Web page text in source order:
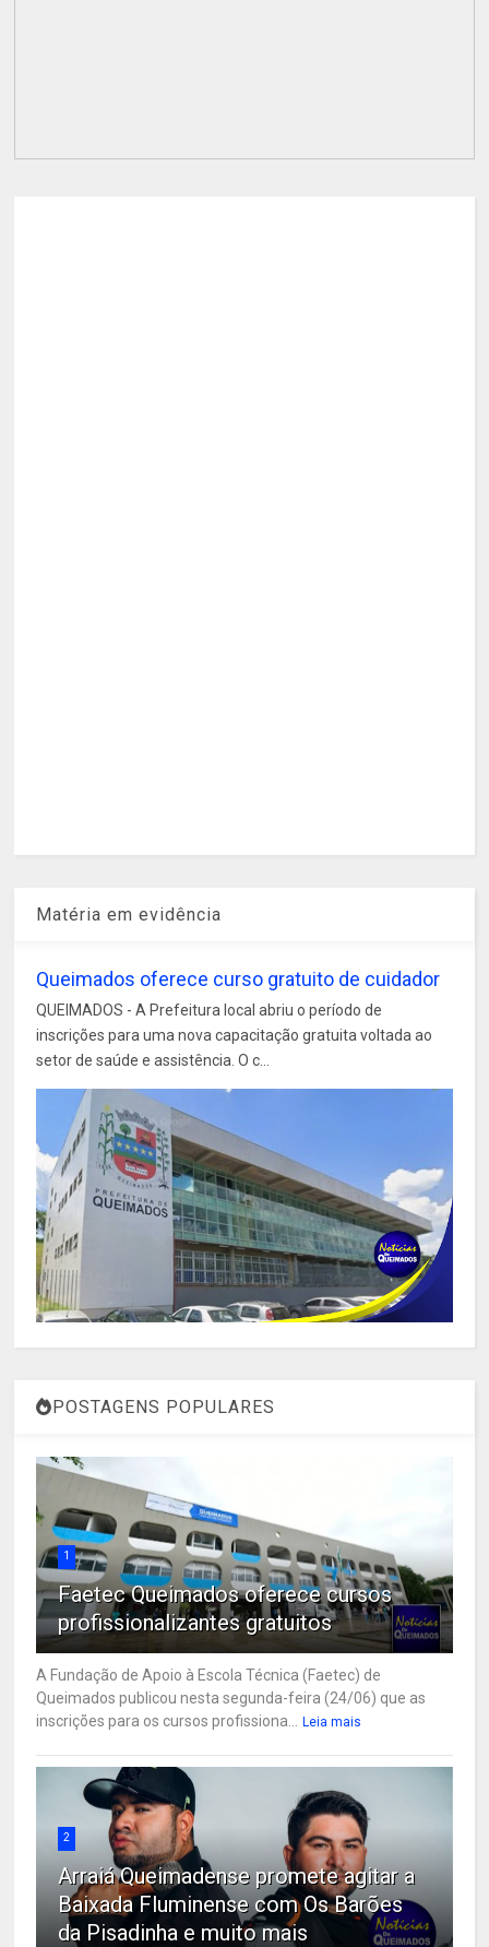
Matéria em evidência
Queimados oferece curso gratuito de cuidador
QUEIMADOS - A Prefeitura local abriu o período de
inscrições para uma nova capacitação gratuita voltada ao
setor de saúde e assistência. O c...
POSTAGENS POPULARES
1
Faetec Queimados oferece cursos
profissionalizantes gratuitos
A Fundação de Apoio à Escola Técnica (Faetec) de
Queimados publicou nesta segunda-feira (24/06) que as
inscrições para os cursos profissiona...
Leia mais
2
Arraiá Queimadense promete agitar a
Baixada Fluminense com Os Barões
da Pisadinha e muito mais